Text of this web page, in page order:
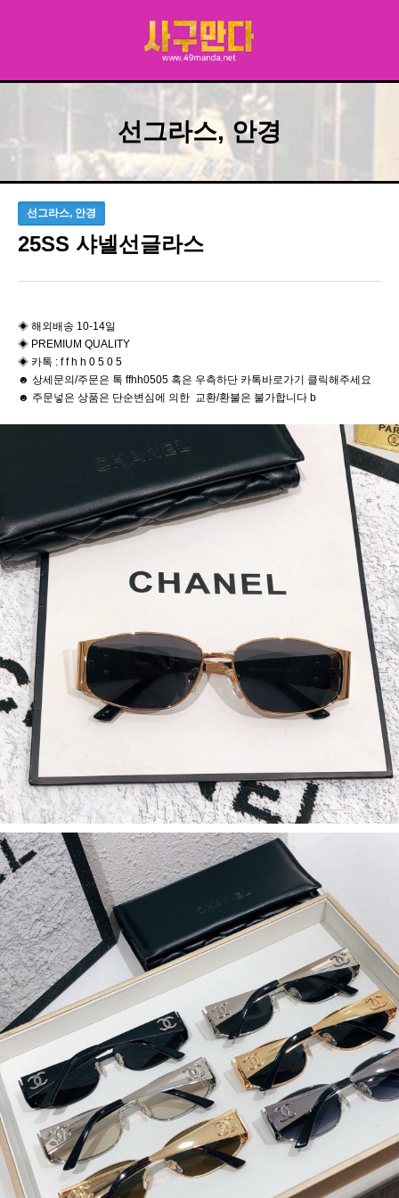
선그라스, 안경
선그라스, 안경
25SS 샤넬선글라스
◈ 해외배송 10-14일
◈ PREMIUM QUALITY
◈ 카톡 : f f h h 0 5 0 5
☻ 상세문의/주문은 톡 ffhh0505 혹은 우측하단 카톡바로가기 클릭해주세요
☻ 주문넣은 상품은 단순변심에 의한 교환/환불은 불가합니다 b